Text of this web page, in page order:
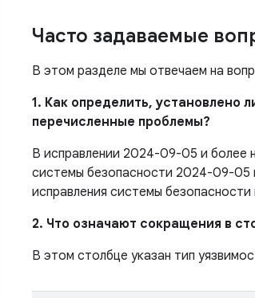
Часто задаваемые
В этом разделе мы отвечаем на
1. Как определить, установлено
перечисленные проблемы?
В исправлении 2024-09-05 и более
системы безопасности 2024-09-05
исправления системы
2. Что означают сокращения в
В этом столбце указан тип